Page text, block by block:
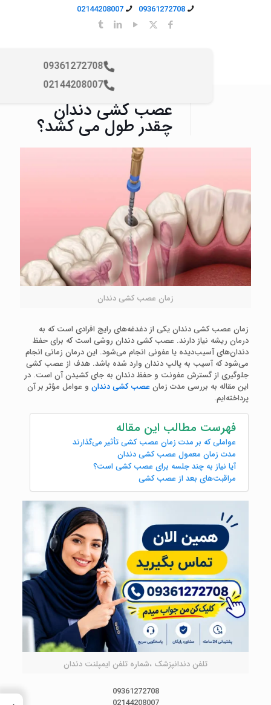
09361272708
02144208007
09361272708
02144208007
عصب کشی دندان
چقدر طول می‌ کشد؟
زمان عصب کشی دندان
زمان عصب کشی دندان یکی از دغدغه‌های رایج افرادی است که به
درمان ریشه نیاز دارند. عصب کشی دندان روشی است که برای حفظ
دندان‌های آسیب‌دیده یا عفونی انجام می‌شود. این درمان زمانی انجام
می‌شود که آسیب به پالپ دندان وارد شده باشد. هدف از عصب کشی
جلوگیری از گسترش عفونت و حفظ دندان به جای کشیدن آن است. در
این مقاله به بررسی مدت زمانعصب کشی دندانو عوامل مؤثر بر آن
پرداخته‌ایم.
فهرست مطالب این مقاله
عواملی که بر مدت زمان عصب کشی تأثیر می‌گذارند
مدت زمان معمول عصب کشی دندان
آیا نیاز به چند جلسه برای عصب کشی است؟
مراقبت‌های بعد از عصب کشی
تلفن دندانپزشک ،شماره تلفن ایمپلنت دندان
09361272708